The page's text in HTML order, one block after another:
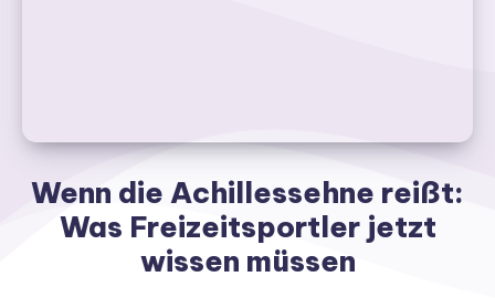
Wenn die Achillessehne reißt:
Was Freizeitsportler jetzt
wissen müssen